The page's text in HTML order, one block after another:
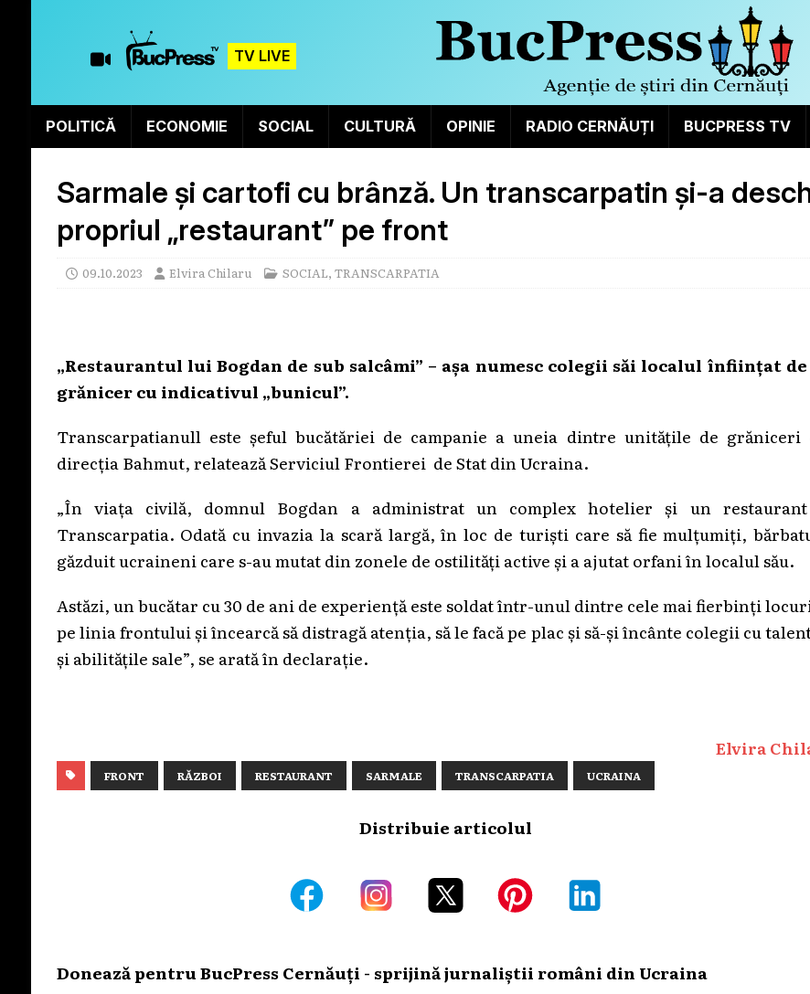
TV LIVE
POLITICĂ ECONOMIE SOCIAL CULTURĂ OPINIE RADIO CERNĂUȚI BUCPRESS TV
Sarmale și cartofi cu brânză. Un transcarpatin și-a
propriul „restaurant” pe front
09.10.2023 Elvira Chilaru SOCIAL, TRANSCARPATIA
„Restaurantul lui Bogdan de sub salcâmi” – așa numesc colegii săi localul înființat
grănicer cu indicativul „bunicul”.
Transcarpatianull este șeful bucătăriei de campanie a uneia dintre unitățile de grăniceri
direcția Bahmut, relatează Serviciul Frontierei de Stat din Ucraina.
„În viața civilă, domnul Bogdan a administrat un complex hotelier și un
Transcarpatia. Odată cu invazia la scară largă, în loc de turiști care să fie mulțumiți,
găzduit ucraineni care s-au mutat din zonele de ostilități active și a ajutat orfani în localul său.
Astăzi, un bucătar cu 30 de ani de experiență este soldat într-unul dintre cele mai fierbinți
pe linia frontului și încearcă să distragă atenția, să le facă pe plac și să-și încânte colegii cu
și abilitățile sale”, se arată în declarație.
Elvira
FRONT RĂZBOI RESTAURANT SARMALE TRANSCARPATIA UCRAINA
Distribuie articolul
Donează pentru BucPress Cernăuți - sprijină jurnaliștii români din Ucraina